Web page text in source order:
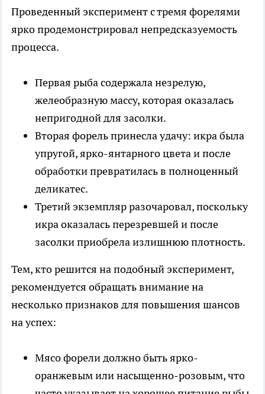
Проведенный эксперимент с тремя форелями
ярко продемонстрировал непредсказуемость
процесса.
Первая рыба содержала незрелую,
желеобразную массу, которая оказалась
непригодной для засолки.
Вторая форель принесла удачу: икра была
упругой, ярко-янтарного цвета и после
обработки превратилась в полноценный
деликатес.
Третий экземпляр разочаровал, поскольку
икра оказалась перезревшей и после
засолки приобрела излишнюю плотность.
Тем, кто решится на подобный эксперимент,
рекомендуется обращать внимание на
несколько признаков для повышения шансов
на успех:
Мясо форели должно быть ярко-
оранжевым или насыщенно-розовым, что